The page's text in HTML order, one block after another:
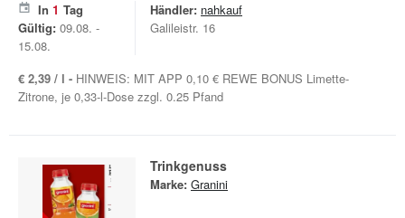
In 1 Tag
Gültig: 09.08. -
15.08.
Händler: nahkauf
Galileistr. 16
€ 2,39 / l - HINWEIS: MIT APP 0,10 € REWE BONUS Limette-
Zitrone, je 0,33-l-Dose zzgl. 0.25 Pfand
Trinkgenuss
Marke: Granini